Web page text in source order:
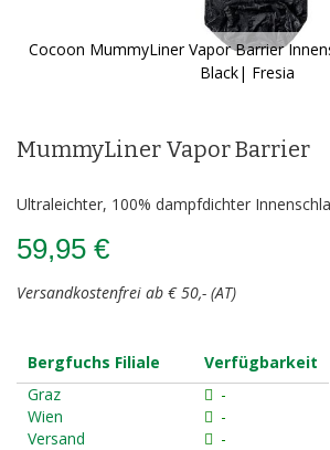
Cocoon MummyLiner Vapor Barrier
Black| Fresia
der
Bildergalerie
MummyLiner Vapor Barrier
Ultraleichter, 100% dampfdichter
59,95 €
Versandkostenfrei ab € 50,- (AT)
Bergfuchs Filiale
Verfügbarkeit
Graz
-
Wien
-
Versand
-